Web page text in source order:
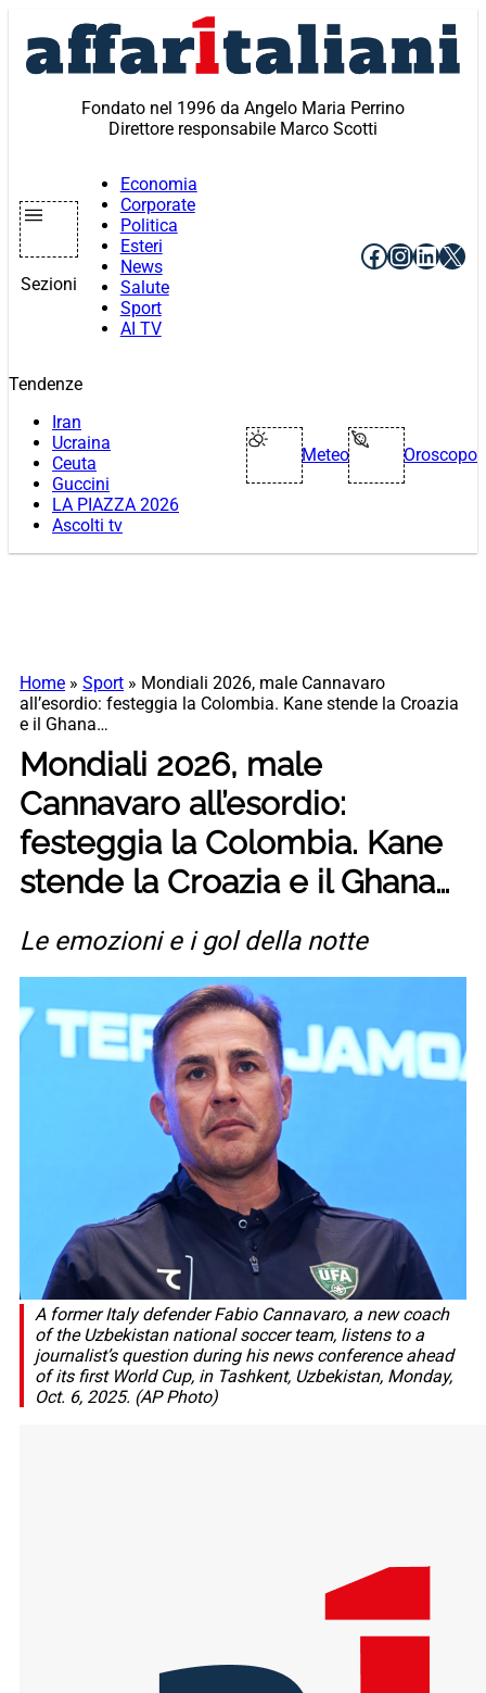
contenuto
Fondato nel 1996 da Angelo Maria Perrino
Direttore responsabile Marco Scotti
Sezioni
Economia
Corporate
Politica
Esteri
News
Salute
Sport
AI TV
Facebook
X
Tendenze
Iran
Ucraina
Ceuta
Guccini
LA PIAZZA 2026
Ascolti tv
Meteo Oroscopo
Home » Sport » Mondiali 2026, male Cannavaro
all’esordio: festeggia la Colombia. Kane stende la Croazia
e il Ghana…
Mondiali 2026, male
Cannavaro all’esordio:
festeggia la Colombia. Kane
stende la Croazia e il Ghana…
Le emozioni e i gol della notte
A former Italy defender Fabio Cannavaro, a new coach
of the Uzbekistan national soccer team, listens to a
journalist’s question during his news conference ahead
of its first World Cup, in Tashkent, Uzbekistan, Monday,
Oct. 6, 2025. (AP Photo)